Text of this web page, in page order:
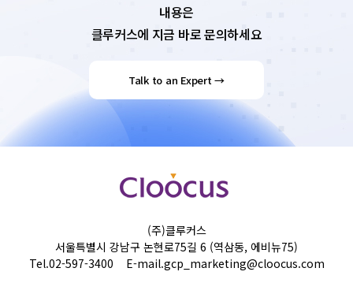
내용은
클루커스에 지금 바로 문의하세요
Talk to an Expert →
(주)클루커스
서울특별시 강남구 논현로75길 6 (역삼동, 에비뉴75)
Tel.02-597-3400 E-mail.gcp_marketing@cloocus.com